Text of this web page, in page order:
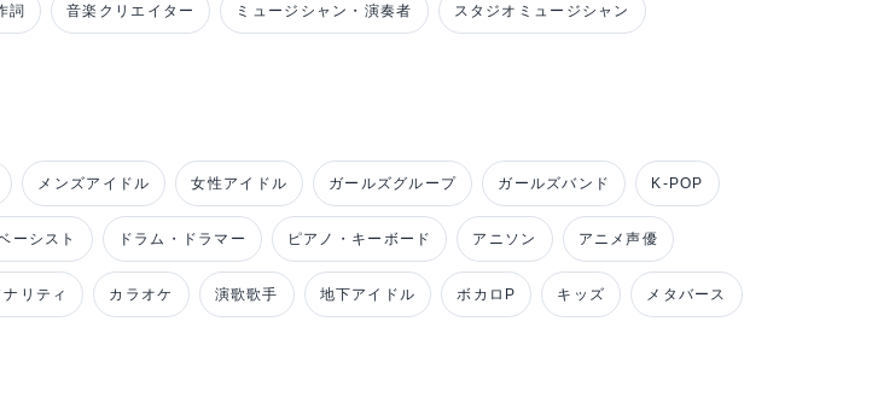
詞 音楽クリエイター ミュージシャン・演奏者 スタジオミュージシャン
メンズアイドル 女性アイドル ガールズグループ ガールズバンド K-POP
ーシスト ドラム・ドラマー ピアノ・キーボード アニソン アニメ声優
リティ カラオケ 演歌歌手 地下アイドル ボカロP キッズ メタバース